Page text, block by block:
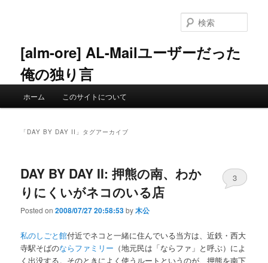
ン
へ
ツ
移
[alm-ore] AL-Mailユーザーだった
俺の独り言
索
ホーム このサイトについて
「 DAY BY DAY II 」タグアーカイブ
DAY BY DAY II: 押熊の南、わか
りにくいがネコのいる店
Posted on2008/07/27 20:58:53by木公
3
私のしごと館付近でネコと一緒に住んでいる当方は、近鉄・西大
寺駅そばのならファミリー （地元民は「ならファ」と呼ぶ）によ
く出没する。そのときによく使うルートというのが、押熊を南下